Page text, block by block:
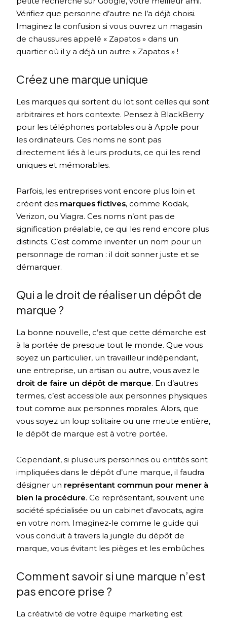
Vérifiez que personne d’autre ne l’a déjà choisi.
Imaginez la confusion si vous ouvrez un magasin
de chaussures appelé « Zapatos » dans un
quartier où il y a déjà un autre « Zapatos » !
Créez une marque unique
Les marques qui sortent du lot sont celles qui sont
arbitraires et hors contexte. Pensez à BlackBerry
pour les téléphones portables ou à Apple pour
les ordinateurs. Ces noms ne sont pas
directement liés à leurs produits, ce qui les rend
uniques et mémorables.
Parfois, les entreprises vont encore plus loin et
créent des marques fictives, comme Kodak,
Verizon, ou Viagra. Ces noms n’ont pas de
signification préalable, ce qui les rend encore plus
distincts. C’est comme inventer un nom pour un
personnage de roman : il doit sonner juste et se
démarquer.
Qui a le droit de réaliser un dépôt de
marque ?
La bonne nouvelle, c’est que cette démarche est
à la portée de presque tout le monde. Que vous
soyez un particulier, un travailleur indépendant,
une entreprise, un artisan ou autre, vous avez le
droit de faire un dépôt de marque. En d’autres
termes, c’est accessible aux personnes physiques
tout comme aux personnes morales. Alors, que
vous soyez un loup solitaire ou une meute entière,
le dépôt de marque est à votre portée.
Cependant, si plusieurs personnes ou entités sont
impliquées dans le dépôt d’une marque, il faudra
désigner un représentant commun pour mener à
bien la procédure. Ce représentant, souvent une
société spécialisée ou un cabinet d’avocats, agira
en votre nom. Imaginez-le comme le guide qui
vous conduit à travers la jungle du dépôt de
marque, vous évitant les pièges et les embûches.
Comment savoir si une marque n’est
pas encore prise ?
La créativité de votre équipe marketing est